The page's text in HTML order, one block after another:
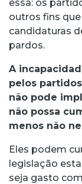
essa: os
outros fins
candidaturas
pardos.
A
pelos
não pode
não possa
menos não
Eles podem
legislação
seja gasto